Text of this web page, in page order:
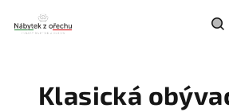
obsah
Klasická